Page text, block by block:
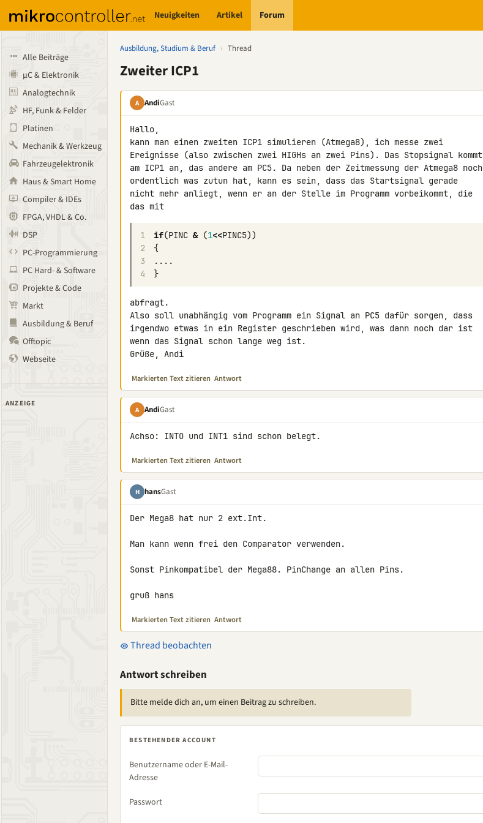
Neuigkeiten Artikel Forum
Alle Beiträge
µC & Elektronik
Analogtechnik
HF, Funk & Felder
Platinen
Mechanik & Werkzeug
Fahrzeugelektronik
Haus & Smart Home
Compiler & IDEs
FPGA, VHDL & Co.
DSP
PC-Programmierung
PC Hard- & Software
Projekte & Code
Markt
Ausbildung & Beruf
Offtopic
Webseite
ANZEIGE
Ausbildung, Studium & Beruf › Thread
Zweiter ICP1
A AndiGast
Hallo,
kann man einen zweiten ICP1 simulieren (Atmega8), ich messe zwei
Ereignisse (also zwischen zwei HIGHs an zwei Pins). Das Stopsignal kommt
am ICP1 an, das andere am PC5. Da neben der Zeitmessung der Atmega8 noch
ordentlich was zutun hat, kann es sein, dass das Startsignal gerade
nicht mehr anliegt, wenn er an der Stelle im Programm vorbeikommt, die
das mit
1 if(PINC & (1<<PINC5))
2
{
3
....
4
}
abfragt.
Also soll unabhängig vom Programm ein Signal an PC5 dafür sorgen, dass
irgendwo etwas in ein Register geschrieben wird, was dann noch dar ist
wenn das Signal schon lange weg ist.
Grüße, Andi
Markierten Text zitieren Antwort
A AndiGast
Achso: INTO und INT1 sind schon belegt.
Markierten Text zitieren Antwort
H hansGast
Der Mega8 hat nur 2 ext.Int.
Man kann wenn frei den Comparator verwenden.
Sonst Pinkompatibel der Mega88. PinChange an allen Pins.
gruß hans
Markierten Text zitieren Antwort
Thread beobachten
Antwort schreiben
Bitte melde dich an, um einen Beitrag zu schreiben.
BESTEHENDER ACCOUNT
Benutzername oder E-Mail-
Adresse
Passwort